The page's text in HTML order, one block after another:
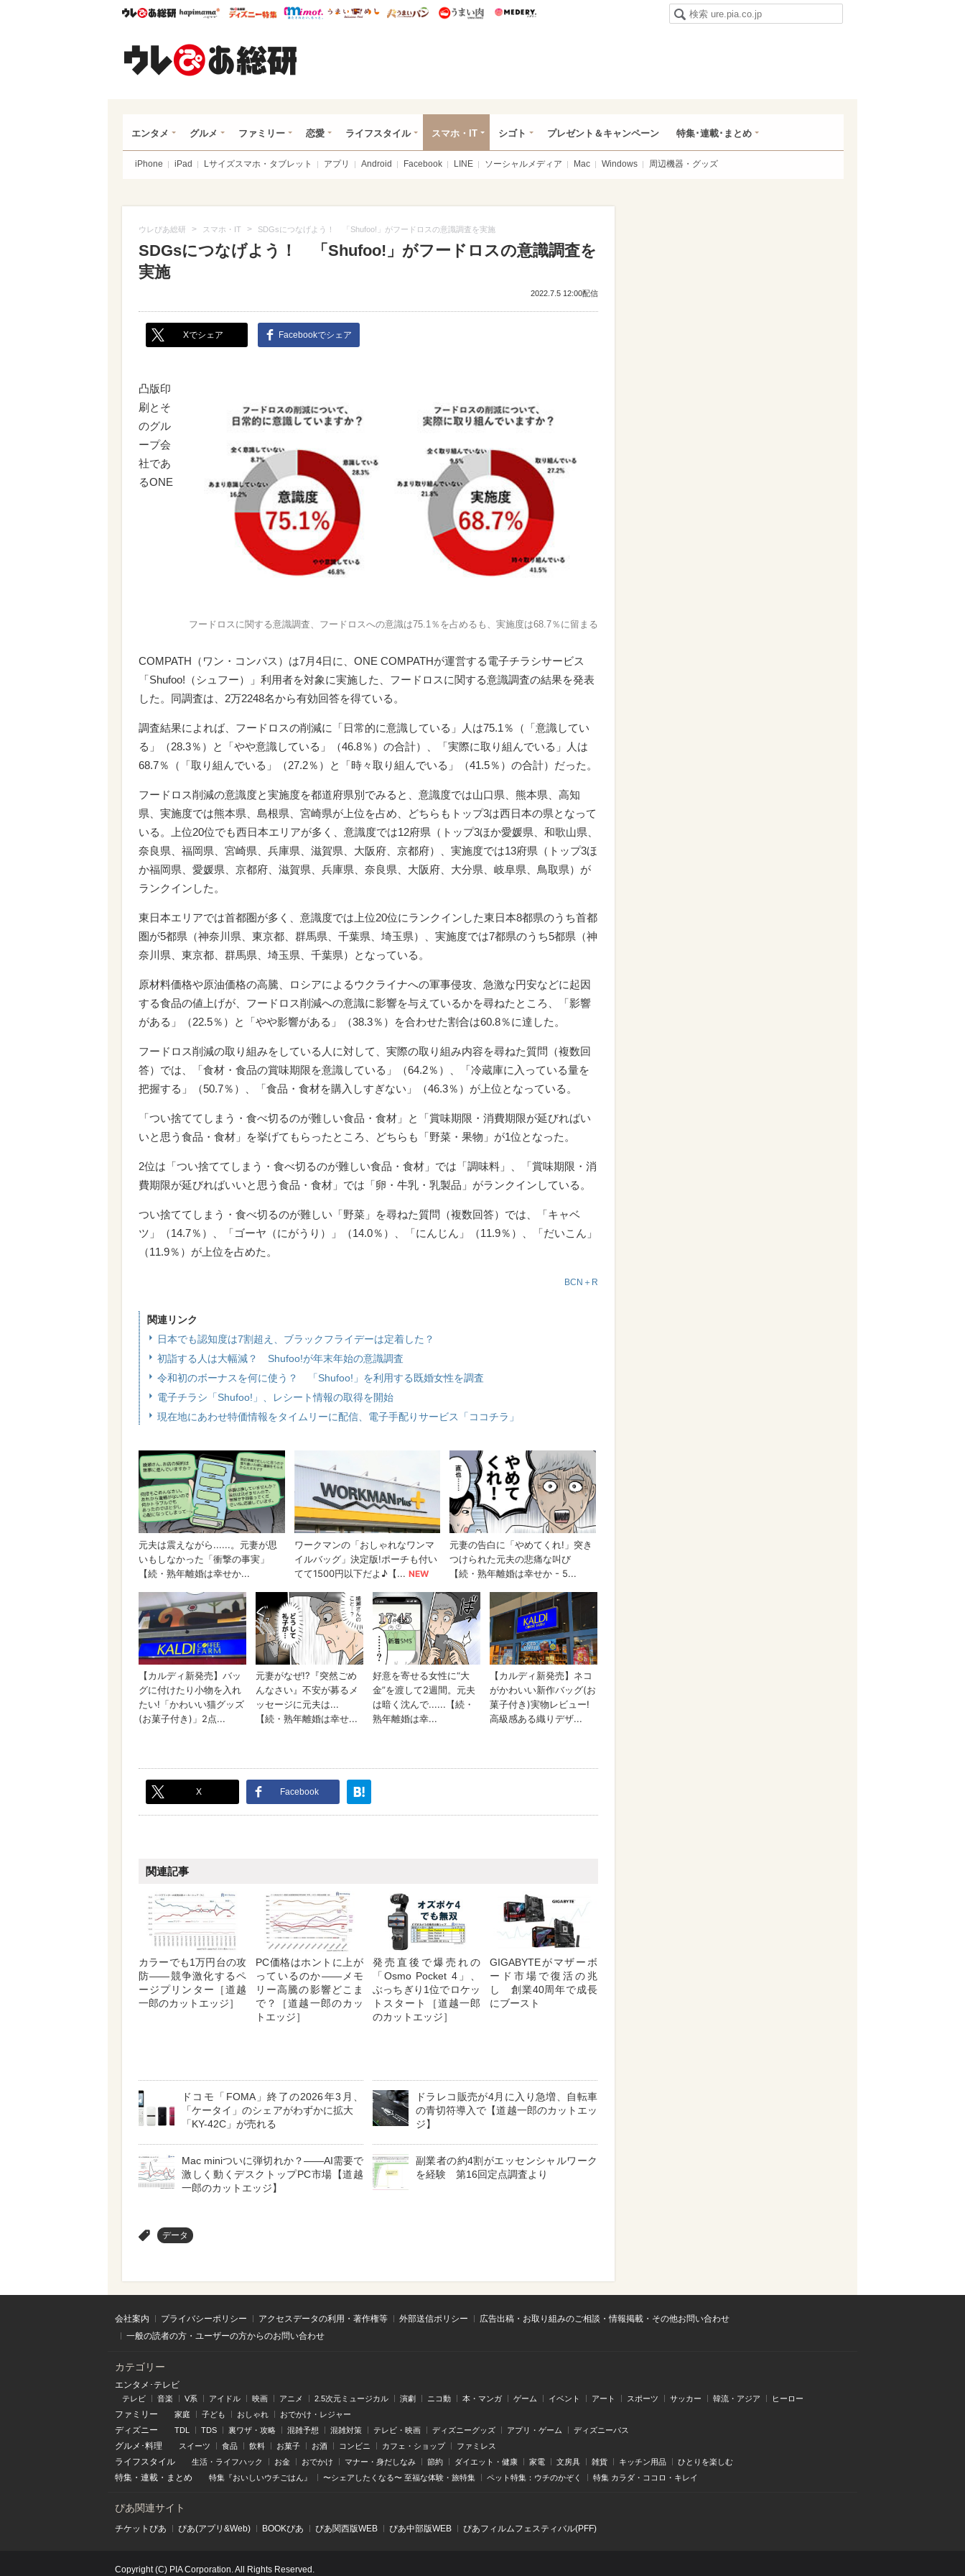
ウレぴあ総研ハピママ* ウレぴあ総研 ディズニー特集
mimot. うまいめし うまいパン うまい肉
エンタメ グルメ ファミリー 恋愛 ライフスタイル スマホ・IT シゴト プレゼント＆キャンペーン 特集･連載･まとめ
iPhone iPad Lサイズスマホ・タブレット アプリ Android Facebook LINE ソーシャルメディア Mac Windows 周辺機器・グッズ
ウレぴあ総研 > スマホ・IT > SDGsにつなげよう！ 「Shufoo!」がフードロスの意識調査を実施
SDGsにつなげよう！ 「Shufoo!」がフードロスの意識調査を
実施
2022.7.5 12:00配信
Xでシェア Facebookでシェア
フードロスに関する意識調査、フードロスへの意識は75.1％を占めるも、実施度は68.7％に留まる
凸版印
刷とそ
のグル
ープ会
社であ
るONE
COMPATH（ワン・コンパス）は7月4日に、ONE COMPATHが運営する電子チラシサービス
「Shufoo!（シュフー）」利用者を対象に実施した、フードロスに関する意識調査の結果を発表
した。同調査は、2万2248名から有効回答を得ている。
調査結果によれば、フードロスの削減に「日常的に意識している」人は75.1％（「意識してい
る」（28.3％）と「やや意識している」（46.8％）の合計）、「実際に取り組んでいる」人は
68.7％（「取り組んでいる」（27.2％）と「時々取り組んでいる」（41.5％）の合計）だった。
フードロス削減の意識度と実施度を都道府県別でみると、意識度では山口県、熊本県、高知
県、実施度では熊本県、島根県、宮崎県が上位を占め、どちらもトップ3は西日本の県となって
いる。上位20位でも西日本エリアが多く、意識度では12府県（トップ3ほか愛媛県、和歌山県、
奈良県、福岡県、宮崎県、兵庫県、滋賀県、大阪府、京都府）、実施度では13府県（トップ3ほ
か福岡県、愛媛県、京都府、滋賀県、兵庫県、奈良県、大阪府、大分県、岐阜県、鳥取県）が
ランクインした。
東日本エリアでは首都圏が多く、意識度では上位20位にランクインした東日本8都県のうち首都
圏が5都県（神奈川県、東京都、群馬県、千葉県、埼玉県）、実施度では7都県のうち5都県（神
奈川県、東京都、群馬県、埼玉県、千葉県）となっている。
原材料価格や原油価格の高騰、ロシアによるウクライナへの軍事侵攻、急激な円安などに起因
する食品の値上げが、フードロス削減への意識に影響を与えているかを尋ねたところ、「影響
がある」（22.5％）と「やや影響がある」（38.3％）を合わせた割合は60.8％に達した。
フードロス削減の取り組みをしている人に対して、実際の取り組み内容を尋ねた質問（複数回
答）では、「食材・食品の賞味期限を意識している」（64.2％）、「冷蔵庫に入っている量を
把握する」（50.7％）、「食品・食材を購入しすぎない」（46.3％）が上位となっている。
「つい捨ててしまう・食べ切るのが難しい食品・食材」と「賞味期限・消費期限が延びればい
いと思う食品・食材」を挙げてもらったところ、どちらも「野菜・果物」が1位となった。
2位は「つい捨ててしまう・食べ切るのが難しい食品・食材」では「調味料」、「賞味期限・消
費期限が延びればいいと思う食品・食材」では「卵・牛乳・乳製品」がランクインしている。
つい捨ててしまう・食べ切るのが難しい「野菜」を尋ねた質問（複数回答）では、「キャベ
ツ」（14.7％）、「ゴーヤ（にがうり）」（14.0％）、「にんじん」（11.9％）、「だいこん」
（11.9％）が上位を占めた。
BCN＋R
関連リンク
日本でも認知度は7割超え、ブラックフライデーは定着した？
初詣する人は大幅減？ Shufoo!が年末年始の意識調査
令和初のボーナスを何に使う？ 「Shufoo!」を利用する既婚女性を調査
電子チラシ「Shufoo!」、レシート情報の取得を開始
現在地にあわせ特価情報をタイムリーに配信、電子手配りサービス「ココチラ」
X Facebook
関連記事
カラーでも1万円台の攻
防――競争激化するペ
ージプリンター［道越
一郎のカットエッジ］
PC価格はホントに上が
っているのか――メモ
リー高騰の影響どこま
で？［道越一郎のカッ
トエッジ］
発売直後で爆売れの
「Osmo Pocket 4」、
ぶっちぎり1位でロケッ
トスタート［道越一郎
のカットエッジ］
GIGABYTEがマザーボ
ード市場で復活の兆
し 創業40周年で成長
にブースト
ドコモ「FOMA」終了の2026年3月、
「ケータイ」のシェアがわずかに拡大
「KY-42C」が売れる
ドラレコ販売が4月に入り急増、自転車
の青切符導入で【道越一郎のカットエッ
ジ】
Mac miniついに弾切れか？――AI需要で
激しく動くデスクトップPC市場【道越
一郎のカットエッジ】
副業者の約4割がエッセンシャルワーク
を経験 第16回定点調査より
データ
会社案内 プライバシーポリシー アクセスデータの利用・著作権等 外部送信ポリシー
広告出稿・お取り組みのご相談・情報掲載・その他お問い合わせ
一般の読者の方・ユーザーの方からのお問い合わせ
カテゴリー
エンタメ･テレビ
テレビ 音楽 V系 アイドル 映画 アニメ 2.5次元ミュージカル 演劇 ニコ動 本・マンガ ゲーム イベント アート スポーツ サッカー 韓流・アジア ヒーロー
ファミリー 家庭 子ども おしゃれ おでかけ・レジャー
ディズニー TDL TDS 裏ワザ・攻略 混雑予想 混雑対策 テレビ・映画 ディズニーグッズ アプリ・ゲーム ディズニーパス
グルメ･料理 スイーツ 食品 飲料 お菓子 お酒 コンビニ カフェ・ショップ ファミレス
ライフスタイル 生活・ライフハック お金 おでかけ マナー・身だしなみ 節約 ダイエット・健康 家電 文房具 雑貨 キッチン用品 ひとりを楽しむ
特集 ・ 連載 ・ まとめ 特集『おいしいウチごはん』 〜シェアしたくなる〜 至福な体験・旅特集 ペット特集：ウチのかぞく 特集 カラダ・ココロ・キレイ
ぴあ関連サイト
チケットぴあ ぴあ(アプリ&Web) BOOKぴあ ぴあ関⻄版WEB ぴあ中部版WEB ぴあフィルムフェスティバル(PFF)
Copyright (C) PIA Corporation. All Rights Reserved.